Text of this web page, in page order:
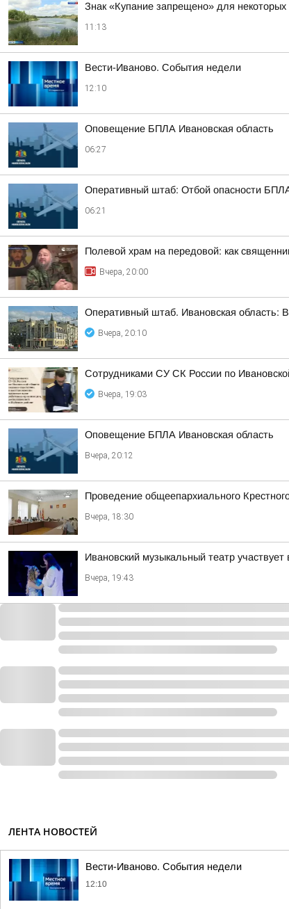
Знак «Купание запрещено» для
11:13
Вести-Иваново. События недели
12:10
Оповещение БПЛА Ивановская область
06:27
Оперативный штаб: Отбой опасности
06:21
Полевой храм на передовой: как
Вчера, 20:00
Оперативный штаб. Ивановская область:
Вчера, 20:10
Сотрудниками СУ СК России по
Вчера, 19:03
Оповещение БПЛА Ивановская область
Вчера, 20:12
Проведение общеепархиального
Вчера, 18:30
Ивановский музыкальный театр
Вчера, 19:43
ЛЕНТА НОВОСТЕЙ
Вести-Иваново. События недели
12:10